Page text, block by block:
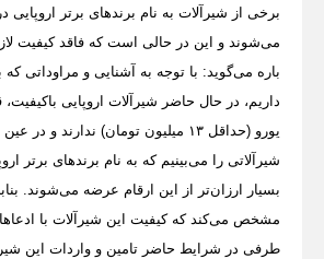
برخی از شیرآلات به نام برندهای برتر اروپایی
می‌شوند و این در حالی است که فاقد کیفیت
باره می‌گوید: با توجه به آشنایی و مراوداتی
یورو (حداقل ۱۳ میلیون تومان) ندارند و
شیرآلاتی را می‌بینیم که به نام برندهای برتر
بسیار ارزان‌تر از این ارقام عرضه می‌شوند.
مشخص می‌کند که کیفیت این شیرآلات با ادعاها
طرفی در شرایط حاضر تامین و واردات این